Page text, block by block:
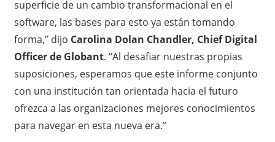
superficie de un cambio transformacional en el
software, las bases para esto ya están tomando
forma,” dijo Carolina Dolan Chandler, Chief Digital
Officer de Globant. “Al desafiar nuestras propias
suposiciones, esperamos que este informe conjunto
con una institución tan orientada hacia el futuro
ofrezca a las organizaciones mejores conocimientos
para navegar en esta nueva era.”